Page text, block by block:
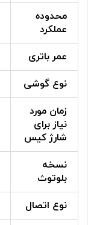
محدوده
عملکرد
عمر باتری
نوع گوشی
زمان مورد
نیاز برای
شارژ کیس
نسخه
بلوتوث
نوع اتصال